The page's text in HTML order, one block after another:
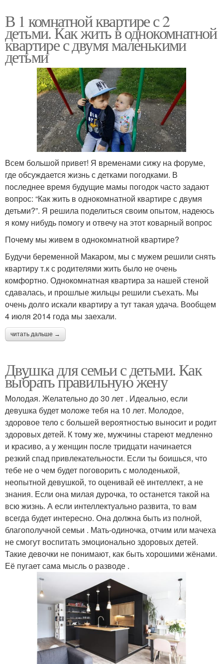
В 1 комнатной квартире с 2
детьми. Как жить в однокомнатной
квартире с двумя маленькими
детьми
Всем большой привет! Я временами сижу на форуме,
где обсуждается жизнь с детками погодками. В
последнее время будущие мамы погодок часто задают
вопрос: “Как жить в однокомнатной квартире с двумя
детьми?”. Я решила поделиться своим опытом, надеюсь
я кому нибудь помогу и отвечу на этот коварный вопрос
Почему мы живем в однокомнатной квартире?
Будучи беременной Макаром, мы с мужем решили снять
квартиру т.к с родителями жить было не очень
комфортно. Однокомнатная квартира за нашей стеной
сдавалась, и прошлые жильцы решили съехать. Мы
очень долго искали квартиру а тут такая удача. Вообщем
4 июля 2014 года мы заехали.
читать дальше →
Двушка для семьи с детьми. Как
выбрать правильную жену
Молодая. Желательно до 30 лет . Идеально, если
девушка будет моложе тебя на 10 лет. Молодое,
здоровое тело с большей вероятностью выносит и родит
здоровых детей. К тому же, мужчины стареют медленно
и красиво, а у женщин после тридцати начинается
резкий спад привлекательности. Если ты боишься, что
тебе не о чем будет поговорить с молоденькой,
неопытной девушкой, то оценивай её интеллект, а не
знания. Если она милая дурочка, то останется такой на
всю жизнь. А если интеллектуально развита, то вам
всегда будет интересно. Она должна быть из полной,
благополучной семьи . Мать-одиночка, отчим или мачеха
не смогут воспитать эмоционально здоровых детей.
Такие девочки не понимают, как быть хорошими жёнами.
Её пугает сама мысль о разводе .